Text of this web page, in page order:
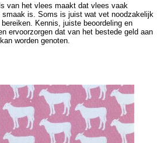
van het vlees maakt dat vlees vaak
smaak is. Soms is juist wat vet noodzakelijk
Kennis, juiste beoordeling en
ervoorzorgen dat van het bestede geld aan
worden genoten.